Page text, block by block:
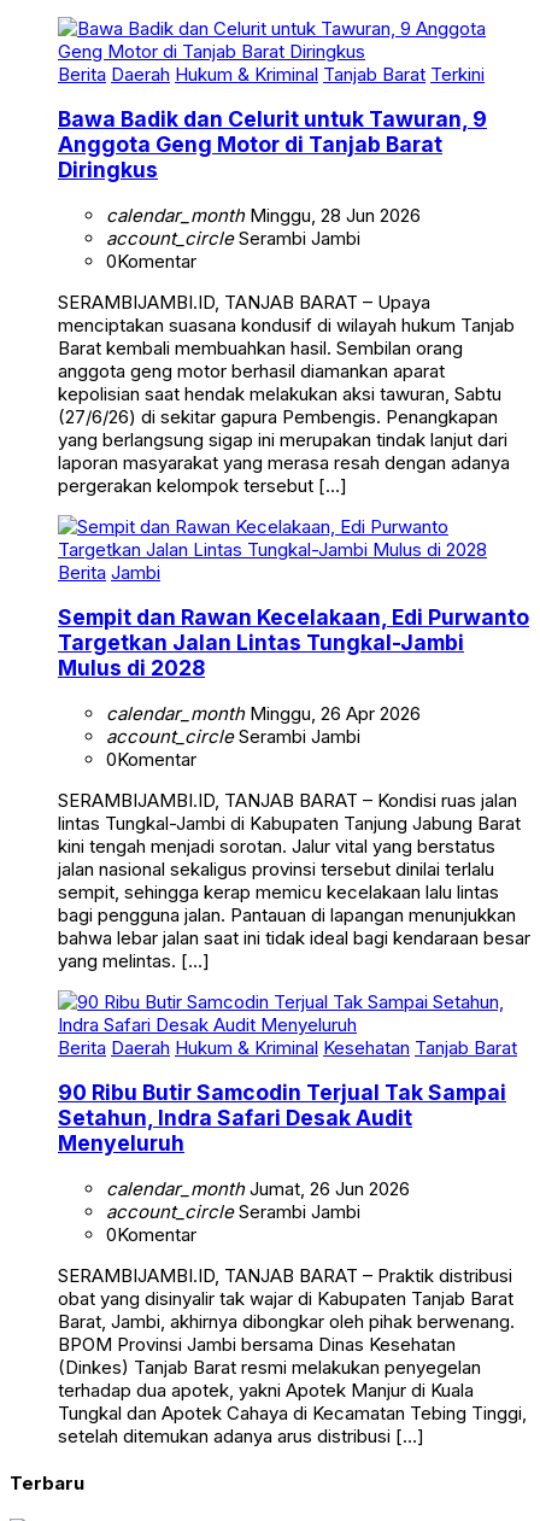
Berita Daerah Hukum & Kriminal Tanjab Barat Terkini
Bawa Badik dan Celurit untuk Tawuran, 9
Anggota Geng Motor di Tanjab Barat
Diringkus
calendar_monthMinggu, 28 Jun 2026
account_circleSerambi Jambi
0Komentar
SERAMBIJAMBI.ID, TANJAB BARAT – Upaya
menciptakan suasana kondusif di wilayah hukum Tanjab
Barat kembali membuahkan hasil. Sembilan orang
anggota geng motor berhasil diamankan aparat
kepolisian saat hendak melakukan aksi tawuran, Sabtu
(27/6/26) di sekitar gapura Pembengis. Penangkapan
yang berlangsung sigap ini merupakan tindak lanjut dari
laporan masyarakat yang merasa resah dengan adanya
pergerakan kelompok tersebut […]
Berita Jambi
Sempit dan Rawan Kecelakaan, Edi Purwanto
Targetkan Jalan Lintas Tungkal-Jambi
Mulus di 2028
calendar_monthMinggu, 26 Apr 2026
account_circleSerambi Jambi
0Komentar
SERAMBIJAMBI.ID, TANJAB BARAT – Kondisi ruas jalan
lintas Tungkal-Jambi di Kabupaten Tanjung Jabung Barat
kini tengah menjadi sorotan. Jalur vital yang berstatus
jalan nasional sekaligus provinsi tersebut dinilai terlalu
sempit, sehingga kerap memicu kecelakaan lalu lintas
bagi pengguna jalan. Pantauan di lapangan menunjukkan
bahwa lebar jalan saat ini tidak ideal bagi kendaraan besar
yang melintas. […]
Berita Daerah Hukum & Kriminal Kesehatan Tanjab Barat
90 Ribu Butir Samcodin Terjual Tak Sampai
Setahun, Indra Safari Desak Audit
Menyeluruh
calendar_monthJumat, 26 Jun 2026
account_circleSerambi Jambi
0Komentar
SERAMBIJAMBI.ID, TANJAB BARAT – Praktik distribusi
obat yang disinyalir tak wajar di Kabupaten Tanjab Barat
Barat, Jambi, akhirnya dibongkar oleh pihak berwenang.
BPOM Provinsi Jambi bersama Dinas Kesehatan
(Dinkes) Tanjab Barat resmi melakukan penyegelan
terhadap dua apotek, yakni Apotek Manjur di Kuala
Tungkal dan Apotek Cahaya di Kecamatan Tebing Tinggi,
setelah ditemukan adanya arus distribusi […]
Terbaru